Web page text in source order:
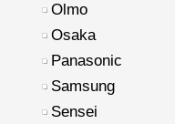
Olmo
Osaka
Panasonic
Samsung
Sensei